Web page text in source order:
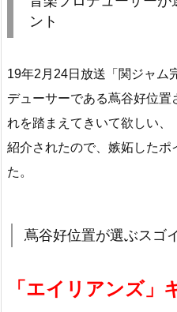
ント
19年2月24日放送「関ジャム
デューサーである蔦谷好位置
れを踏まえてきいて欲しい
紹介されたので、嫉妬したポ
た。
蔦谷好位置が選ぶスゴ
「エイリアンズ」